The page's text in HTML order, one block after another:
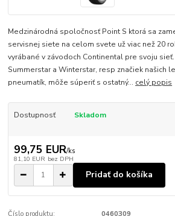
Medzinárodná spoločnosť Point S ktorá sa
servisnej siete na celom svete už viac než 20
vyrábané v závodoch Continental pre svoju
Summerstar a Winterstar, resp značiek našich
pneumatík, môže súperiť s ostatný... celý popis
Dostupnosť Skladom
99,75 EUR/ks
81,10 EUR bez DPH
Pridať do košíka
Číslo produktu:
0460309